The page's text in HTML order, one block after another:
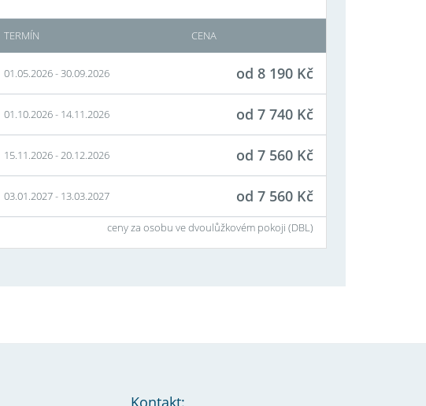
TERMÍN CENA
01.05.2026-30.09.2026 od 8 190 Kč
01.10.2026- 14.11.2026 od 7 740 Kč
15.11.2026-20.12.2026 od 7 560 Kč
03.01.2027- 13.03.2027 od 7 560 Kč
ceny za osobu ve dvoulůžkovém pokoji (DBL)